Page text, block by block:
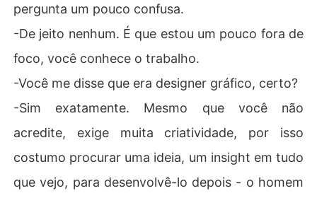
pergunta um pouco confusa.
-De jeito nenhum. É que estou um pouco fora de
foco, você conhece o trabalho.
-Você me disse que era designer gráfico, certo?
-Sim exatamente. Mesmo que você não
acredite, exige muita criatividade, por isso
costumo procurar uma ideia, um insight em tudo
que vejo, para desenvolvê-lo depois - o homem